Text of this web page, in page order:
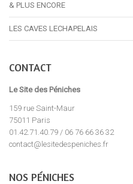
& PLUS ENCORE
LES CAVES LECHAPELAIS
CONTACT
Le Site des Péniches
159 rue Saint-Maur
75011 Paris
01.42.71.40.79 / 06 76 66 36 32
contact@lesitedespeniches.fr
NOS PÉNICHES